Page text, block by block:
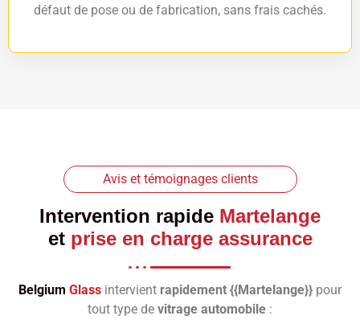
défaut de pose ou de fabrication, sans frais cachés.
Avis et témoignages clients
Intervention rapide Martelange
et prise en charge assurance
Belgium Glass intervient rapidement {{Martelange}} pour
tout type de vitrage automobile :